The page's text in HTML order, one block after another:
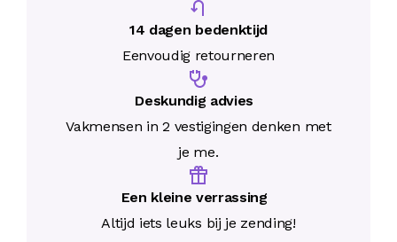
14 dagen bedenktijd
Eenvoudig retourneren
Deskundig advies
Vakmensen in 2 vestigingen denken met
je me.
Een kleine verrassing
Altijd iets leuks bij je zending!